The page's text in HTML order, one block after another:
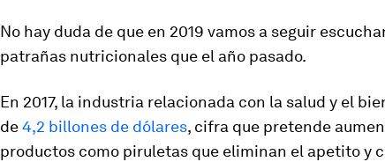
No hay duda de que en 2019 vamos a seguir
patrañas nutricionales que el año pasado.
En 2017, la industria relacionada con la salud y el
de4,2 billones de dólares, cifra que pretende
productos como piruletas que eliminan el apetito y